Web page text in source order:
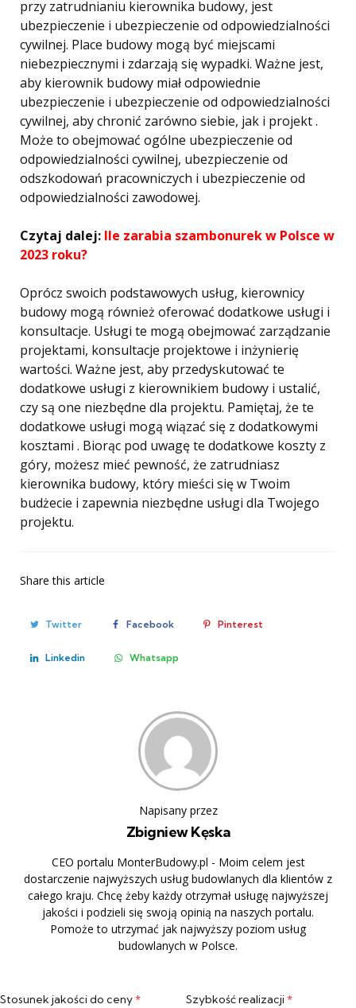
przy zatrudnianiu kierownika budowy, jest
ubezpieczenie i ubezpieczenie od odpowiedzialności
cywilnej. Place budowy mogą być miejscami
niebezpiecznymi i zdarzają się wypadki. Ważne jest,
aby kierownik budowy miał odpowiednie
ubezpieczenie i ubezpieczenie od odpowiedzialności
cywilnej, aby chronić zarówno siebie, jak i projekt .
Może to obejmować ogólne ubezpieczenie od
odpowiedzialności cywilnej, ubezpieczenie od
odszkodowań pracowniczych i ubezpieczenie od
odpowiedzialności zawodowej.
Czytaj dalej: Ile zarabia szambonurek w Polsce w
2023 roku?
Oprócz swoich podstawowych usług, kierownicy
budowy mogą również oferować dodatkowe usługi i
konsultacje. Usługi te mogą obejmować zarządzanie
projektami, konsultacje projektowe i inżynierię
wartości. Ważne jest, aby przedyskutować te
dodatkowe usługi z kierownikiem budowy i ustalić,
czy są one niezbędne dla projektu. Pamiętaj, że te
dodatkowe usługi mogą wiązać się z dodatkowymi
kosztami . Biorąc pod uwagę te dodatkowe koszty z
góry, możesz mieć pewność, że zatrudniasz
kierownika budowy, który mieści się w Twoim
budżecie i zapewnia niezbędne usługi dla Twojego
projektu.
Share this article
Twitter Facebook Pinterest
Linkedin Whatsapp
Napisany przez
Zbigniew Kęska
CEO portalu MonterBudowy.pl - Moim celem jest
dostarczenie najwyższych usług budowlanych dla klientów z
całego kraju. Chcę żeby każdy otrzymał usługę najwyższej
jakości i podzieli się swoją opinią na naszych portalu.
Pomoże to utrzymać jak najwyższy poziom usług
budowlanych w Polsce.
Stosunek jakości do ceny* Szybkość realizacji*